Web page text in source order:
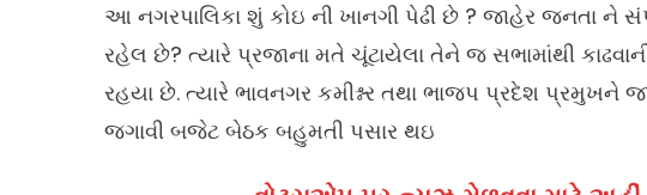
આ નગરપાલિકા શું કોઇ ની ખાનગી પેઢી છે ? જાહેર જનતા ને
રહેલ છે? ત્યારે પ્રજાના મતે ચૂંટાયેલા તેને જ સભામાંથી
રહયા છે. ત્યારે ભાવનગર કમીશ્નર તથા ભાજપ પ્રદેશ
જગાવી બજેટ બેઠક બહુમતી પસાર થઇ